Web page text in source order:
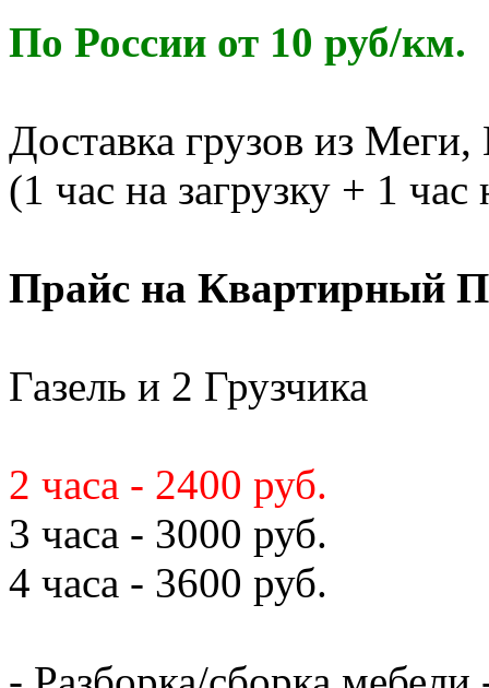
По России от 10 руб/км.
Доставка грузов из
(1 час на загрузку + 1
Прайс на Квартирный
Газель и 2 Грузчика
2 часа - 2400 руб.
3 часа - 3000 руб.
4 часа - 3600 руб.